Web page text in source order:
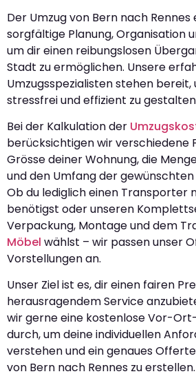
Der Umzug von Bern nach
sorgfältige Planung, Organisation
um dir einen reibungslosen
Stadt zu ermöglichen. Unsere
Umzugsspezialisten stehen bereit,
stressfrei und effizient zu
Bei der Kalkulation der
berücksichtigen wir verschiedene
Grösse deiner Wohnung, die
und den Umfang der
Ob du lediglich einen Transporter
benötigst oder unseren
Verpackung, Montage und dem
Möbel wählst – wir passen unser
Vorstellungen an.
Unser Ziel ist es, dir einen fairen
herausragendem Service
wir gerne eine kostenlose Vor-
durch, um deine individuellen
verstehen und ein genaues
von Bern nach Rennes zu erstellen.